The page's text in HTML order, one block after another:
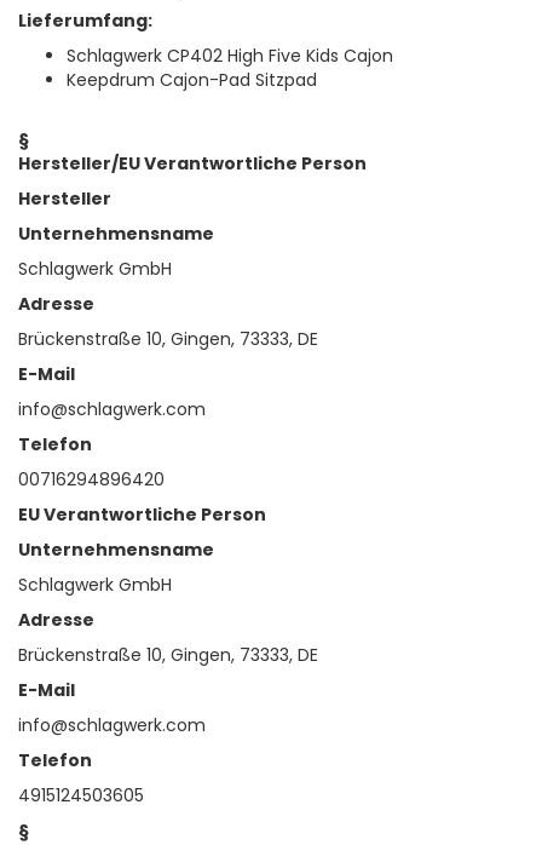
Lieferumfang:
Schlagwerk CP402 High Five Kids Cajon
Keepdrum Cajon-Pad Sitzpad
§
Hersteller/EU Verantwortliche Person
Hersteller
Unternehmensname
Schlagwerk GmbH
Adresse
Brückenstraße 10, Gingen, 73333, DE
E-Mail
info@schlagwerk.com
Telefon
00716294896420
EU Verantwortliche Person
Unternehmensname
Schlagwerk GmbH
Adresse
Brückenstraße 10, Gingen, 73333, DE
E-Mail
info@schlagwerk.com
Telefon
4915124503605
§